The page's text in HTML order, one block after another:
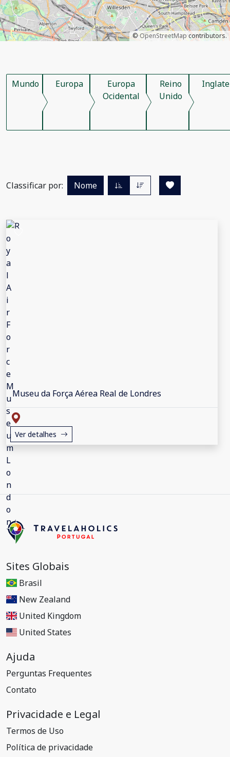
©OpenStreetMapcontributors.
Mundo Europa
Europa
Ocidental
Reino
Unido
Classificar por: Nome
Museu da Força Aérea Real de Londres
Ver detalhes
Sites Globais
Brasil
New Zealand
United Kingdom
United States
Ajuda
Perguntas Frequentes
Contato
Privacidade e Legal
Termos de Uso
Política de privacidade